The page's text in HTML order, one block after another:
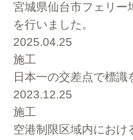
宮城県仙台市フェリー
を行いました。
2025.04.25
施工
日本一の交差点で標識
2023.12.25
施工
空港制限区域内におけ